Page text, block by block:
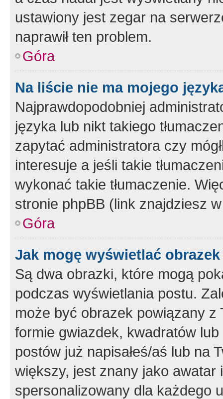
ustawiony jest zegar na
naprawił ten problem.
Góra
Na liście nie ma mojego
Najprawdopodobniej
języka lub nikt takiego
zapytać administratora czy
interesuje a jeśli takie
wykonać takie tłumaczenie.
stronie phpBB (link znajdziesz
Góra
Jak mogę wyświetlać
Są dwa obrazki, które mogą
podczas wyświetlania postu.
może być obrazek powiązany z
formie gwiazdek, kwadratów
postów już napisałeś/aś lub na
większy, jest znany jako
spersonalizowany dla każdego